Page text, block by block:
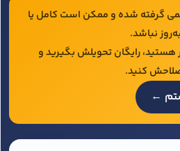
گرفته شده و ممکن است کامل یا
به‌روز نباشد.
رایگان تحویلش بگیرید و
کنید.
←